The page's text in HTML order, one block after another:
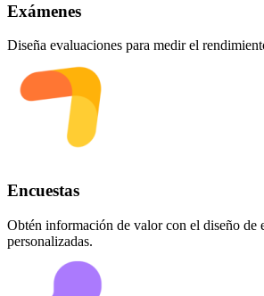
Exámenes
Diseña evaluaciones para medir el
Encuestas
Obtén información de valor con el diseño de
personalizadas.